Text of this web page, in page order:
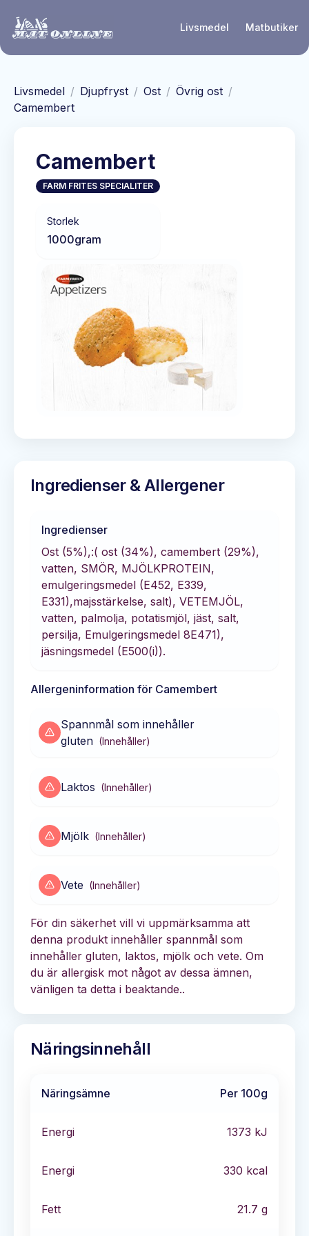
Livsmedel Matbutiker
Livsmedel / Djupfryst / Ost / Övrig ost /
Camembert
Camembert
FARM FRITES SPECIALITER
Storlek
1000gram
Ingredienser & Allergener
Ingredienser
Ost (5%),:( ost (34%), camembert (29%),
vatten, SMÖR, MJÖLKPROTEIN,
emulgeringsmedel (E452, E339,
E331),majsstärkelse, salt), VETEMJÖL,
vatten, palmolja, potatismjöl, jäst, salt,
persilja, Emulgeringsmedel 8E471),
jäsningsmedel (E500(i)).
Allergeninformation för Camembert
Spannmål som innehåller
gluten (Innehåller)
Laktos (Innehåller)
Mjölk (Innehåller)
Vete (Innehåller)
För din säkerhet vill vi uppmärksamma att
denna produkt innehåller spannmål som
innehåller gluten, laktos, mjölk och vete. Om
du är allergisk mot något av dessa ämnen,
vänligen ta detta i beaktande..
Näringsinnehåll
Näringsämne Per 100g
Energi 1373 kJ
Energi 330 kcal
Fett 21.7 g